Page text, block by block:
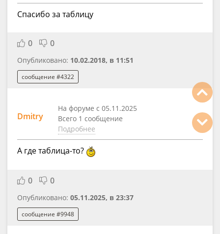
Спасибо за таблицу
0 0
Опубликовано: 10.02.2018, в 11:51
сообщение #4322
Dmitry
На форуме с 05.11.2025
Всего 1 сообщение
Подробнее
А где таблица-то?
0 0
Опубликовано: 05.11.2025, в 23:37
сообщение #9948